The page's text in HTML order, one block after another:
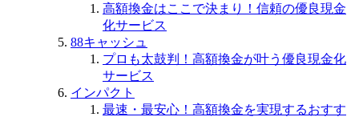
高額換金はここで決まり！信頼の優良現金
化サービス
88キャッシュ
プロも太鼓判！高額換金が叶う優良現金化
サービス
インパクト
最速・最安心！高額換金を実現するおすす